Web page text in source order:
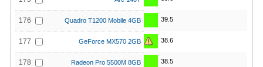
176 Quadro T1200 Mobile 4GB 39.5
177 GeForce MX570 2GB 38.6
178 Radeon Pro 5500M 8GB 38.5